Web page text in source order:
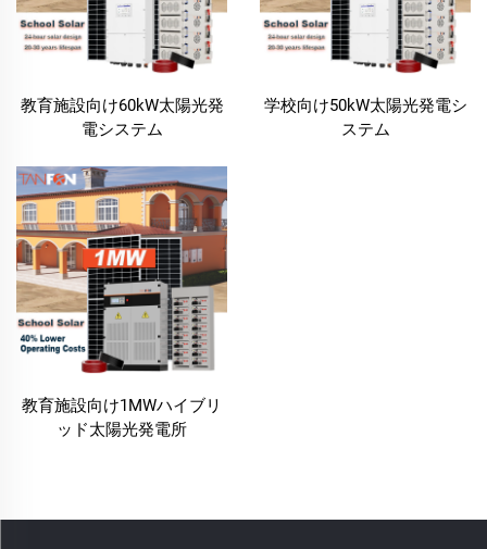
信頼性の高い電源
学校では、運営を円滑に進めるために安定的かつ一貫
した電力供給が必要です。教室や事務室から体育施
設、屋外照明に至るまで、学校用太陽光発電システム
は、貴校に信頼性の高いエネルギーを確実に供給しま
す。太陽光パネルは一日中発電を行い、余剰電力はバ
ッテリーに蓄電されて、夜間や曇りの日などに使用さ
れます。このため、天候や送配電網のトラブルに関わ
らず、学校の運営を中断することなく継続でき、学び
が決して途絶えることがありません。
エネルギー自立
スクール・ソーラーシステムは、学校が自ら電力を発
電できるようにし、地域の電力会社および送配電網へ
の依存を低減します。このエネルギー独立性は、停電
教育施設向け60kW太陽光発
電システム
学校向け50kW太陽光発電シ
ステム
教育施設向け1MWハイブリ
ッド太陽光発電所